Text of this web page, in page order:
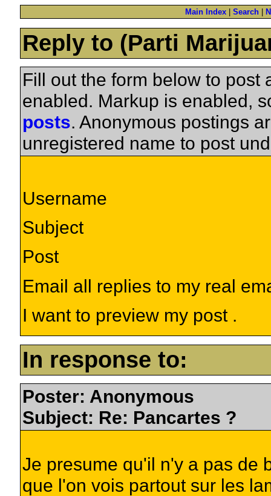
Main Index Search
Reply to (Parti
Fill out the form below to post
enabled. Markup is enabled,
posts. Anonymous postings
unregistered name to post
Username
Subject
Post
Email all replies to my real
I want to preview my post .
In response to:
Poster: Anonymous
Subject: Re: Pancartes ?
Je presume qu'il n'y a pas de
que l'on vois partout sur les